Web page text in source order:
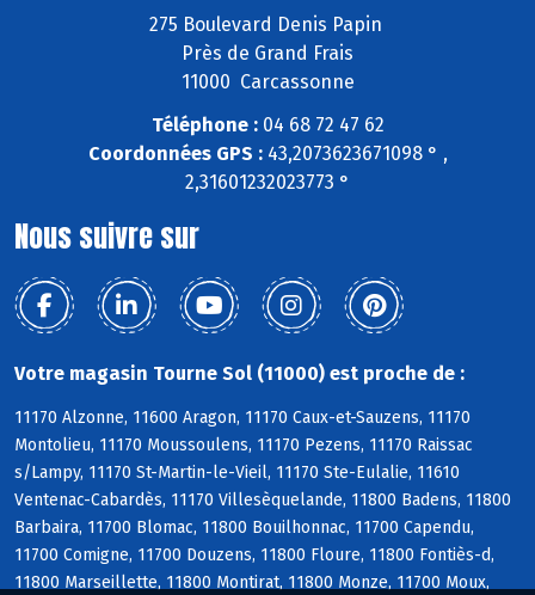
275 Boulevard Denis Papin
Près de Grand Frais
11000 Carcassonne
Téléphone :04 68 72 47 62
Coordonnées GPS :43,2073623671098 ° ,
2,31601232023773 °
Nous suivre sur
Votre magasin Tourne Sol (11000) est proche de :
11170 Alzonne, 11600 Aragon, 11170 Caux-et-Sauzens, 11170
Montolieu, 11170 Moussoulens, 11170 Pezens, 11170 Raissac
s/Lampy, 11170 St-Martin-le-Vieil, 11170 Ste-Eulalie, 11610
Ventenac-Cabardès, 11170 Villesèquelande, 11800 Badens, 11800
Barbaira, 11700 Blomac, 11800 Bouilhonnac, 11700 Capendu,
11700 Comigne, 11700 Douzens, 11800 Floure, 11800 Fontiès-d,
11800 Marseillette, 11800 Montirat, 11800 Monze, 11700 Moux,